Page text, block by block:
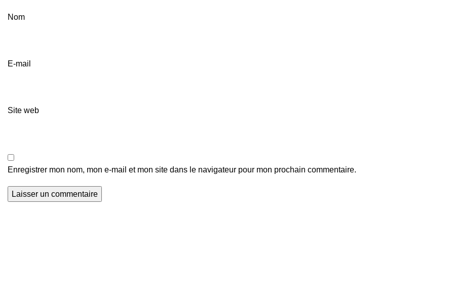
Nom
E-mail
Site web
Enregistrer mon nom, mon e-mail et mon site dans le navigateur pour mon prochain commentaire.